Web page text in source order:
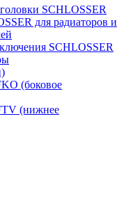
SCHLOSSER
для радиаторов и
SCHLOSSER
(боковое
(нижнее